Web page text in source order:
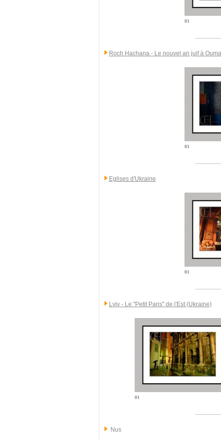
01
Roch Hachana - Le nouvel an juif à
01
Eglises d'Ukraine
01
Lviv - Le "Petit Paris" de l'Est (Ukraine)
01
Nus